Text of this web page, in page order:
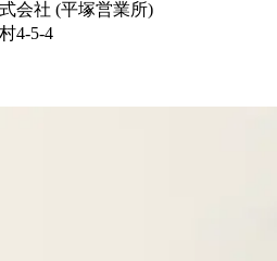
会社 (平塚営業所)
4-5-4